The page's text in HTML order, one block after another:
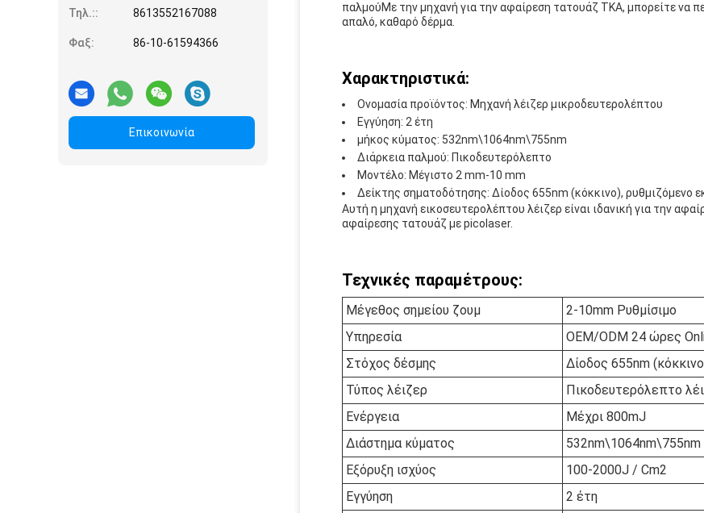
Τηλ.:: 8613552167088
Φαξ: 86-10-61594366
Επικοινωνία
παλμούΜε την μηχανή για την αφαίρεση τατουάζ TKA, μπορείτε να
απαλό, καθαρό δέρμα.
Χαρακτηριστικά:
Ονομασία προϊόντος: Μηχανή λέιζερ μικροδευτερολέπτου
Εγγύηση: 2 έτη
μήκος κύματος: 532nm\1064nm\755nm
Διάρκεια παλμού: Πικοδευτερόλεπτο
Μοντέλο: Μέγιστο 2 mm-10 mm
Δείκτης σηματοδότησης: Δίοδος 655nm (κόκκινο), ρυθμιζόμενο
Αυτή η μηχανή εικοσευτερολέπτου λέιζερ είναι ιδανική για την
αφαίρεσης τατουάζ με picolaser.
Τεχνικές παραμέτρους:
Μέγεθος σημείου ζουμ
2-10mm Ρυθμίσιμο
Υπηρεσία
OEM/ODM 24 ώρες
Στόχος δέσμης
Δίοδος 655nm
Τύπος λέιζερ
Πικοδευτερόλεπτο
Ενέργεια
Μέχρι 800mJ
Διάστημα κύματος
532nm\1064nm\755nm
Εξόρυξη ισχύος
100-2000J / Cm2
Εγγύηση
2 έτη